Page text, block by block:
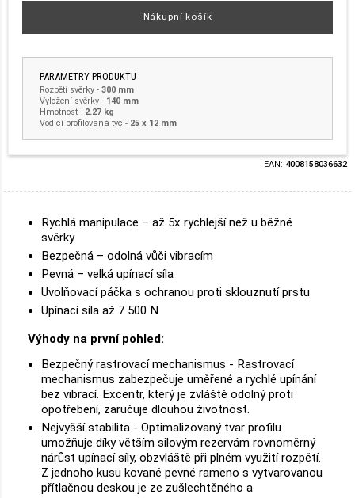
Nákupní košík
PARAMETRY PRODUKTU
Rozpětí svěrky- 300 mm
Vyložení svěrky- 140 mm
Hmotnost- 2.27 kg
Vodící profilovaná tyč - 25 x 12 mm
EAN: 4008158036632
Rychlá manipulace – až 5x rychlejší než u běžné
svěrky
Bezpečná – odolná vůči vibracím
Pevná – velká upínací síla
Uvolňovací páčka s ochranou proti sklouznutí prstu
Upínací síla až 7 500 N
Výhody na první pohled:
Bezpečný rastrovací mechanismus - Rastrovací
mechanismus zabezpečuje uměřené a rychlé upínání
bez vibrací. Excentr, který je zvláště odolný proti
opotřebení, zaručuje dlouhou životnost.
Nejvyšší stabilita - Optimalizovaný tvar profilu
umožňuje díky větším silovým rezervám rovnoměrný
nárůst upínací síly, obzvláště při plném využití rozpětí.
Z jednoho kusu kované pevné rameno s vytvarovanou
přítlačnou deskou je ze zušlechtěného a